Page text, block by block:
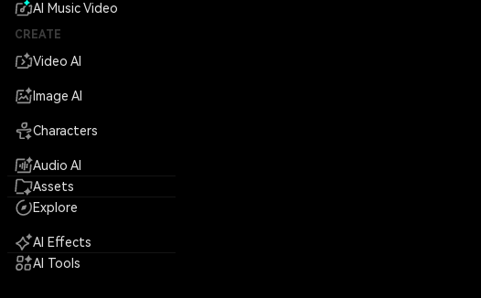
AI Music Video
CREATE
Video AI
Image AI
Characters
Audio AI
Assets
Explore
AI Effects
AI Tools